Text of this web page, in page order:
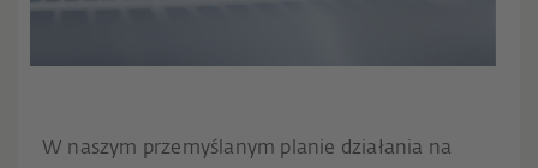
W naszym przemyślanym planie działania na